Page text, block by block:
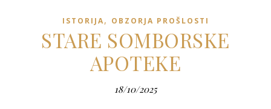
ISTORIJA, OBZORJA PROŠLOSTI
STARE SOMBORSKE
APOTEKE
18/10/2025